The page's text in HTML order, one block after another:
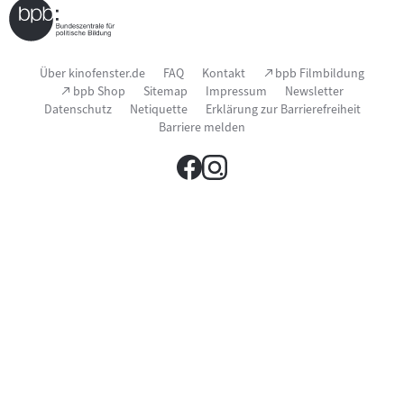
Seitenfußnavigation
Über kinofenster.de FAQ Kontakt (Link
öffnet
im
neuen
bpb Filmbildung
(Link
öffnet
im
bpb Shop Sitemap Impressum
Newsletter
Datenschutz
Netiquette
Erklärung zur Barrierefreiheit
Barriere melden